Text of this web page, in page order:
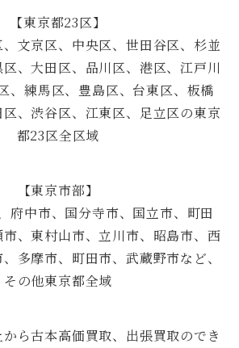
【東京都23区】
文京区、中央区、世田谷区、杉並
、大田区、品川区、港区、江戸川
、練馬区、豊島区、台東区、板橋
、渋谷区、江東区、足立区の東京
都23区全区域
【東京市部】
府中市、国分寺市、国立市、町田
、東村山市、立川市、昭島市、西
多摩市、町田市、武蔵野市など、
その他東京都全域
ら古本高価買取、出張買取のでき